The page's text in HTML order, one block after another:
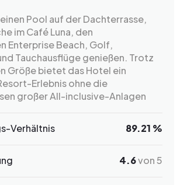
Pool auf der Dachterrasse,
im Café Luna, den
Enterprise Beach, Golf,
Tauchausflüge genießen. Trotz
Größe bietet das Hotel ein
Erlebnis ohne die
großer All-inclusive-Anlagen
Verhältnis 89.21 %
4.6von 5